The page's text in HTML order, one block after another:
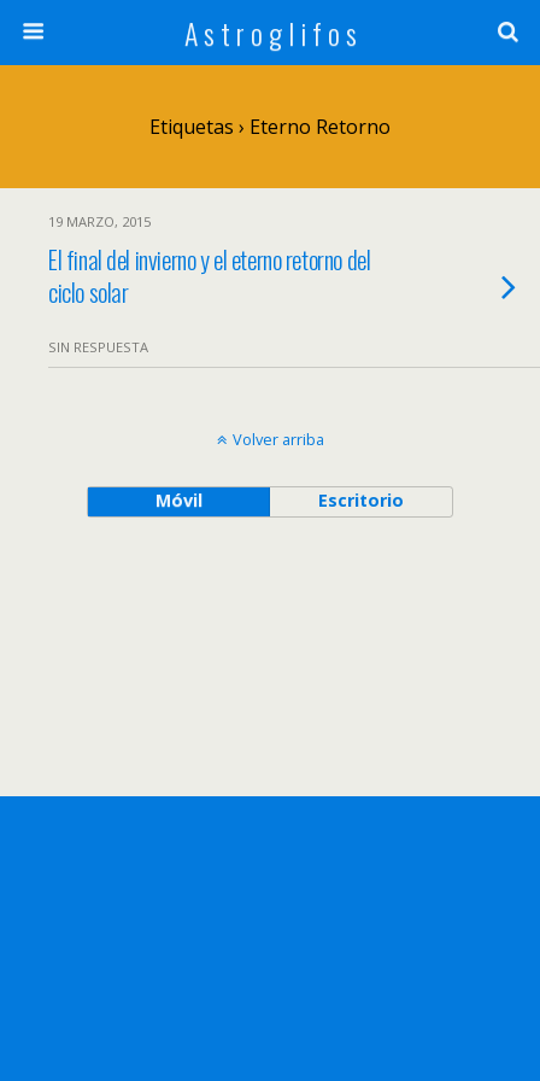
A s t r o g l i f o s
Etiquetas › Eterno Retorno
19 MARZO, 2015
El final del invierno y el eterno retorno del
ciclo solar
SIN RESPUESTA
Volver arriba
Móvil Escritorio